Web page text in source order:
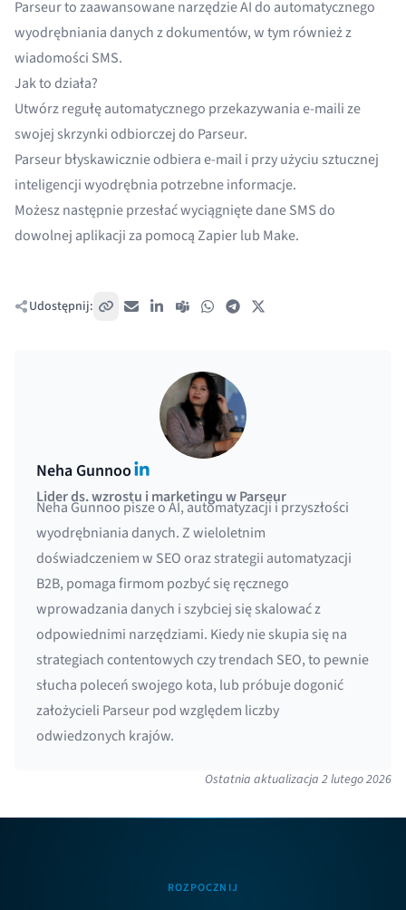
Parseurto zaawansowane narzędzie AI do automatycznego
wyodrębniania danych z dokumentów, w tym również z
wiadomości SMS.
Jak to działa?
Utwórz regułę automatycznego przekazywania e-maili ze
swojej skrzynki odbiorczej do Parseur.
Parseur błyskawicznie odbiera e-mail i przy użyciu sztucznej
inteligencji wyodrębnia potrzebne informacje.
Możesz następnie przesłać wyciągnięte dane SMS do
dowolnej aplikacji za pomocąZapierlub Make.
Udostępnij: Skopiuj link
E-mail LinkedIn
Teams WhatsAppTelegram
Neha GunnooLinkedIn
Lider ds. wzrostu i marketingu w Parseur
Neha Gunnoo pisze o AI, automatyzacji i przyszłości
wyodrębniania danych. Z wieloletnim
doświadczeniem w SEO oraz strategii automatyzacji
B2B, pomaga firmom pozbyć się ręcznego
wprowadzania danych i szybciej się skalować z
odpowiednimi narzędziami. Kiedy nie skupia się na
strategiach contentowych czy trendach SEO, to pewnie
słucha poleceń swojego kota, lub próbuje dogonić
założycieli Parseur pod względem liczby
odwiedzonych krajów.
Ostatnia aktualizacja 2 lutego 2026
ROZPOCZNIJ